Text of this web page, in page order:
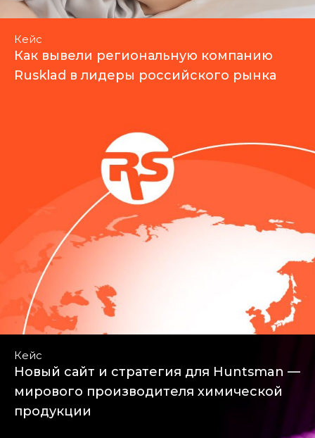
Кейс
Как вывели региональную компанию
Rusklad в лидеры российского рынка
Кейс
Новый сайт и стратегия для Huntsman —
мирового производителя химической
продукции